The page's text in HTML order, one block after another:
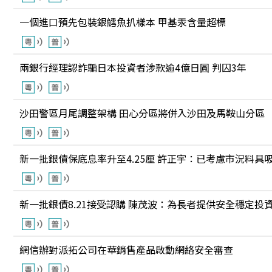
一個進口預先包裝銀鱈魚扒樣本 甲基汞含量超標
兩銀行經理認詐騙日本投資者涉款逾4億日圓 判囚3年
沙田警區月尾調整架構 田心分區將併入沙田及馬鞍山分區
新一批銀債保底息率升至4.25厘 許正宇：已考慮市況料具
新一批銀債8.21接受認購 陳茂波：為長者提供安全穩定投
網信辦對派拓公司在華銷售產品啟動網絡安全審查